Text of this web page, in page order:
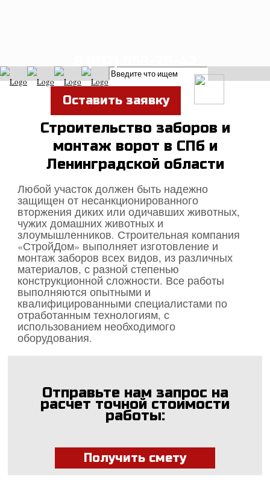
Оставить заявку
Строительство заборов и
монтаж ворот в СПб и
Ленинградской области
Любой участок должен быть надежно
защищен от несанкционированного
вторжения диких или одичавших животных,
чужих домашних животных и
злоумышленников. Строительная компания
«СтройДом» выполняет изготовление и
монтаж заборов всех видов, из различных
материалов, с разной степенью
конструкционной сложности. Все работы
выполняются опытными и
квалифицированными специалистами по
отработанным технологиям, с
использованием необходимого
оборудования.
Отправьте нам запрос на
расчет точной стоимости
работы:
Получить смету